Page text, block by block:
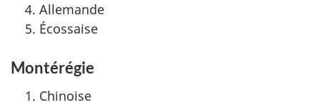
Allemande
Écossaise
Montérégie
Chinoise